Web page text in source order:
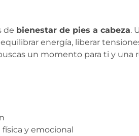
de bienestar de pies a cabeza.
energía, liberar
un momento para ti y una
y emocional